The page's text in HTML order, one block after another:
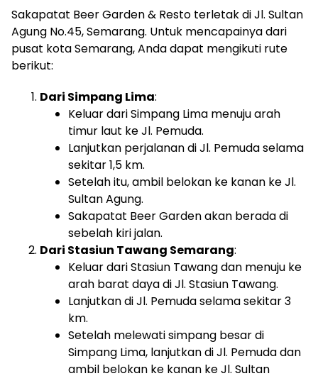
Sakapatat Beer Garden & Resto terletak di Jl. Sultan
Agung No.45, Semarang. Untuk mencapainya dari
pusat kota Semarang, Anda dapat mengikuti rute
berikut:
Dari Simpang Lima:
Keluar dari Simpang Lima menuju arah
timur laut ke Jl. Pemuda.
Lanjutkan perjalanan di Jl. Pemuda selama
sekitar 1,5 km.
Setelah itu, ambil belokan ke kanan ke Jl.
Sultan Agung.
Sakapatat Beer Garden akan berada di
sebelah kiri jalan.
Dari Stasiun Tawang Semarang:
Keluar dari Stasiun Tawang dan menuju ke
arah barat daya di Jl. Stasiun Tawang.
Lanjutkan di Jl. Pemuda selama sekitar 3
km.
Setelah melewati simpang besar di
Simpang Lima, lanjutkan di Jl. Pemuda dan
ambil belokan ke kanan ke Jl. Sultan